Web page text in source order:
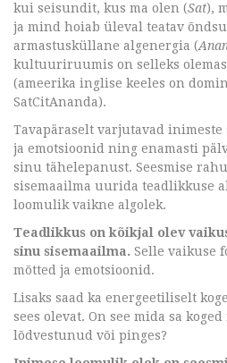
kui seisundit, kus ma olen (Sat),
ja mind hoiab üleval teatav
armastusküllane algenergia (
kultuuriruumis on selleks olemas
(ameerika inglise keeles on
SatCitAnanda).
Tavapäraselt varjutavad inimeste
ja emotsioonid ning enamasti
sinu tähelepanust. Seesmise
sisemaailma uurida teadlikkuse
loomulik vaikne algolek.
Teadlikkus on kõikjal olev
sinu sisemaailma. Selle vaikuse
mõtted ja emotsioonid.
Lisaks saad ka energeetiliselt
sees olevat. On see mida sa
lõdvestunud või pinges?